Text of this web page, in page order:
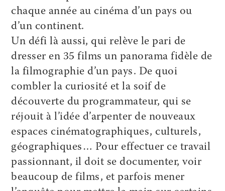
chaque année au cinéma d’un pays ou
d’un continent.
Un défi là aussi, qui relève le pari de
dresser en 35 films un panorama fidèle de
la filmographie d’un pays. De quoi
combler la curiosité et la soif de
découverte du programmateur, qui se
réjouit à l’idée d’arpenter de nouveaux
espaces cinématographiques, culturels,
géographiques… Pour effectuer ce travail
passionnant, il doit se documenter, voir
beaucoup de films, et parfois mener